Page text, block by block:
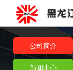
公司简介
新闻中心